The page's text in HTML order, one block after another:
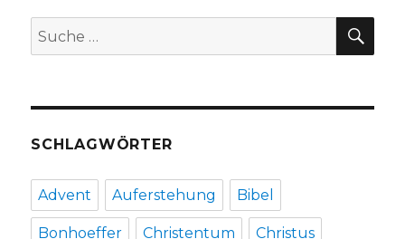
Suche
nach:
SCHLAGWÖRTER
Advent Auferstehung Bibel
Bonhoeffer Christentum Christus